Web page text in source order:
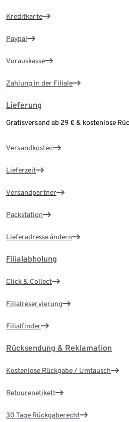
Kreditkarte
Paypal
Vorauskasse
Zahlung in der Filiale
Lieferung
Gratisversand ab 29 € & kostenlose
Versandkosten
Lieferzeit
Versandpartner
Packstation
Lieferadresse ändern
Filialabholung
Click & Collect
Filialreservierung
Filialfinder
Rücksendung & Reklamation
Kostenlose Rückgabe / Umtausch
Retourenetikett
30 Tage Rückgaberecht